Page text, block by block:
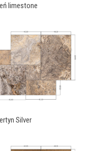
limestone
Silver